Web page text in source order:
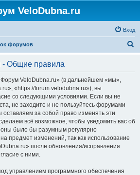
VeloDubna.ru
Вход
форумов
- Общие правила
VeloDubna.ru» (в дальнейшем «мы»,
«https://forum.velodubna.ru»), вы
со следующими условиями. Если вы не
не заходите и не пользуйтесь форумами
за собой право изменять эти
всё возможное, чтобы уведомить вас об
было бы разумным регулярно
предмет изменений, так как использование
после обновления/исправления
с ними.
управлением программного обеспечения